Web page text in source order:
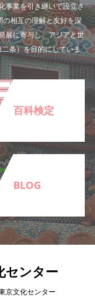
事業を引き継いで設立さ
相互の理解と友好を深
展に寄与し、アジアと世
条）を目的にしていま
百科検定
BLOG
センター
京文化センター